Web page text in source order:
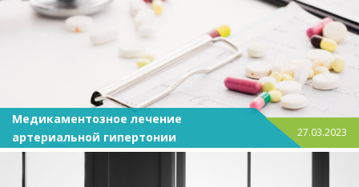
Медикаментозное лечение
артериальной гипертонии
27.03.2023